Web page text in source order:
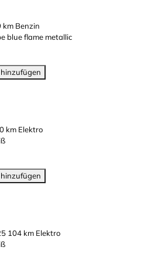
km Benzin
blue flame metallic
km Elektro
104 km Elektro